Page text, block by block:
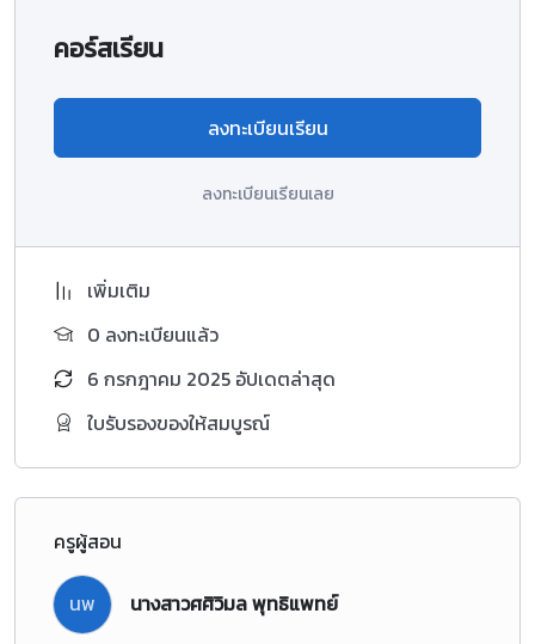
คอร์สเรียน
ลงทะเบียนเรียน
ลงทะเบียนเรียนเลย
เพิ่มเติม
0 ลงทะเบียนแล้ว
6 กรกฎาคม 2025 อัปเดตล่าสุด
ใบรับรองของให้สมบูรณ์
ครูผู้สอน
นพ นางสาวศศิวิมล พุทธิแพทย์